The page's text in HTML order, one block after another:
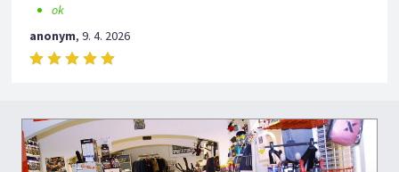
ok
anonym,9. 4. 2026